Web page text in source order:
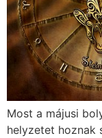
Most a májusi
helyzetet hoznak